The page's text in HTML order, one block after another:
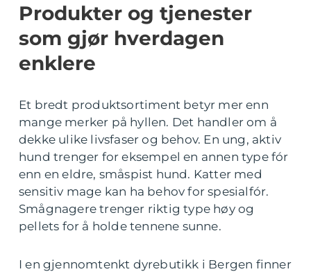
Produkter og tjenester
som gjør hverdagen
enklere
Et bredt produktsortiment betyr mer enn
mange merker på hyllen. Det handler om å
dekke ulike livsfaser og behov. En ung, aktiv
hund trenger for eksempel en annen type fór
enn en eldre, småspist hund. Katter med
sensitiv mage kan ha behov for spesialfór.
Smågnagere trenger riktig type høy og
pellets for å holde tennene sunne.
I en gjennomtenkt dyrebutikk i Bergen finner